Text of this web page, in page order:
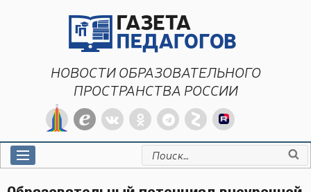
НОВОСТИ ОБРАЗОВАТЕЛЬНОГО
ПРОСТРАНСТВА РОССИИ
Искать: